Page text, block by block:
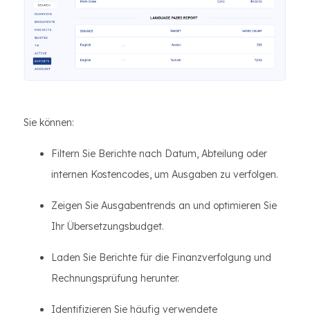
Sie können:
Filtern Sie Berichte nach Datum, Abteilung oder
internen Kostencodes, um Ausgaben zu verfolgen.
Zeigen Sie Ausgabentrends an und optimieren Sie
Ihr Übersetzungsbudget.
Laden Sie Berichte für die Finanzverfolgung und
Rechnungsprüfung herunter.
Identifizieren Sie häufig verwendete